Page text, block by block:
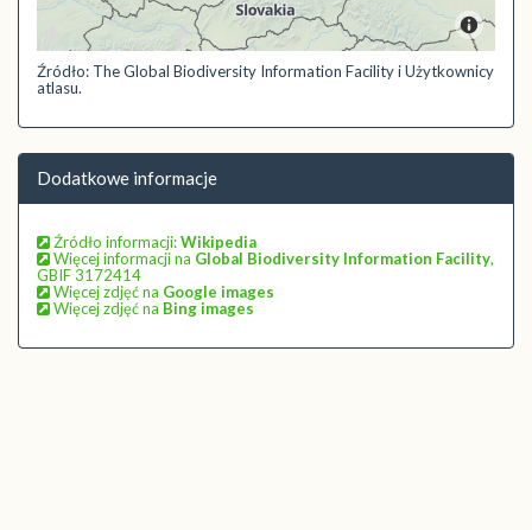
Źródło: The Global Biodiversity Information Facility i Użytkownicy
atlasu.
Dodatkowe informacje
Źródło informacji:Wikipedia
Więcej informacji na Global Biodiversity Information Facility,
GBIF 3172414
Więcej zdjęć na Google images
Więcej zdjęć na Bing images